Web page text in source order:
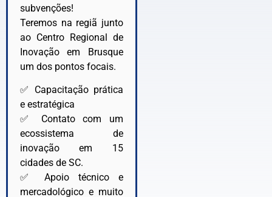
subvenções!
Teremos na regiã junto
ao Centro Regional de
Inovação em Brusque
um dos pontos focais.
✅ Capacitação prática
e estratégica
✅ Contato com um
ecossistema de
inovação em 15
cidades de SC.
✅ Apoio técnico e
mercadológico e muito